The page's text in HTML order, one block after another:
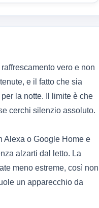
vero e non
e il fatto che sia
la notte. Il limite è che
cerchi silenzio assoluto.
Alexa o Google Home e
alzarti dal letto. La
meno estreme, così non
un apparecchio da